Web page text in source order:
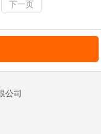
下一页
公司